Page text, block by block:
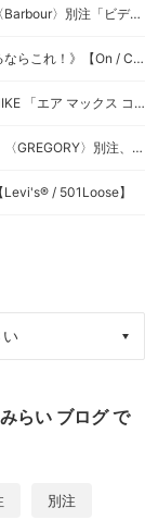
【サイズ比較あり】〈Barbour〉別注「ビデイル」vs「トランスポート」徹底解説
《靴に快適さを求めるならこれ！》【On / Cloudtilt】
【サイズレビュー】NIKE 「エア マックス ココ」徹底解説★
【どのくらい入る？】〈GREGORY〉別注、徹底解説★
Levi's® / 501Loose】
らい ブログ で
別注